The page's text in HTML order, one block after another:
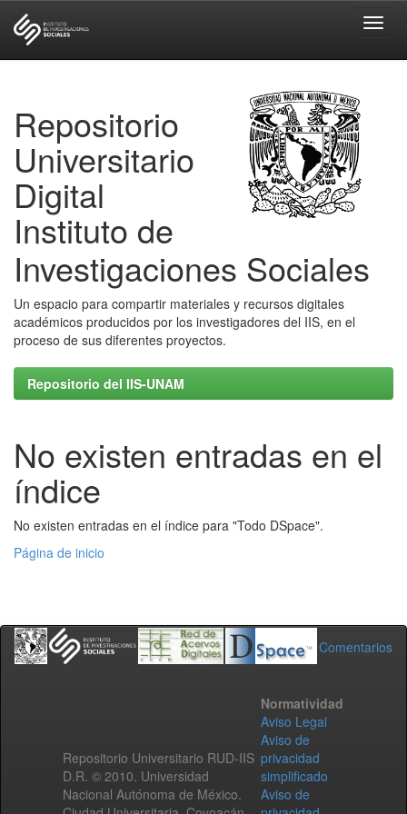
Repositorio
Universitario
Digital
Instituto de
Investigaciones Sociales
Un espacio para compartir materiales y recursos digitales
académicos producidos por los investigadores del IIS, en el
proceso de sus diferentes proyectos.
Repositorio del IIS-UNAM
No existen entradas en el
índice
No existen entradas en el índice para "Todo DSpace".
Página de inicio
Comentarios
Repositorio Universitario RUD-IIS
D.R. © 2010. Universidad
Nacional Autónoma de México.
Normatividad
Aviso Legal
Aviso de
privacidad
simplificado
Aviso de